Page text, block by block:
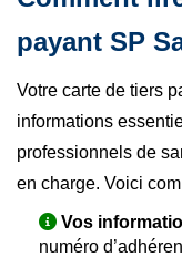
payant SP
Votre carte de tiers
informations
professionnels de
en charge. Voici
Vos
numéro